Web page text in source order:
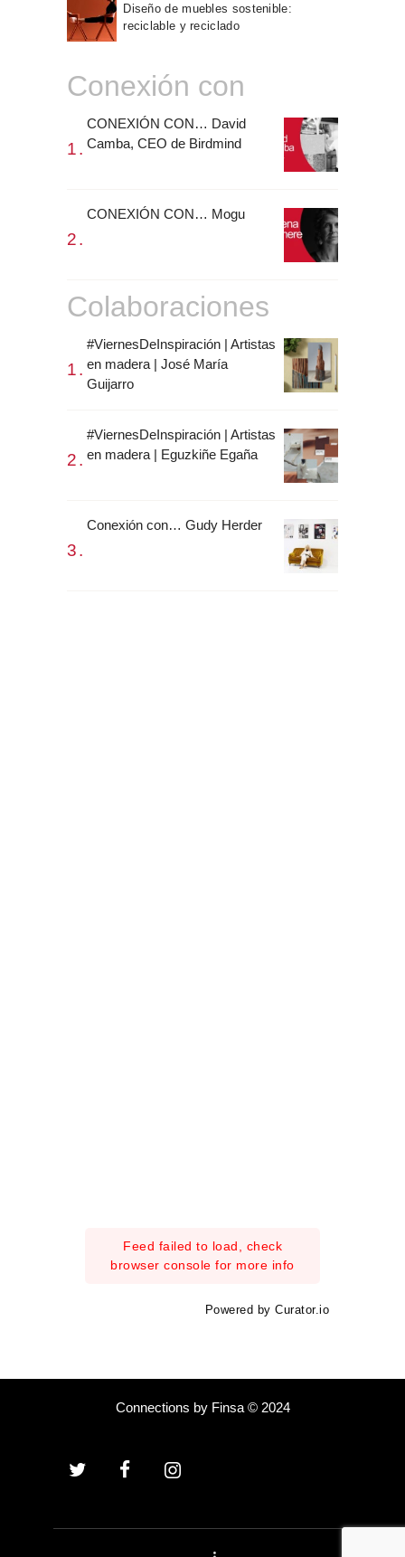
Diseño de muebles sostenible:
reciclable y reciclado
Conexión con
CONEXIÓN CON… David
Camba, CEO de Birdmind
CONEXIÓN CON… Mogu
Colaboraciones
#ViernesDeInspiración | Artistas
en madera | José María
Guijarro
#ViernesDeInspiración | Artistas
en madera | Eguzkiñe Egaña
Conexión con… Gudy Herder
Feed failed to load, check
browser console for more info
Powered by Curator.io
Connections by Finsa © 2024